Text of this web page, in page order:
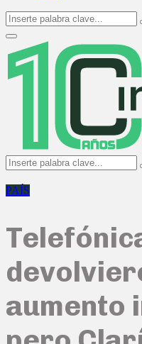
Search
for:
Primary
Menu
Search
for:
PAÍS
aumento